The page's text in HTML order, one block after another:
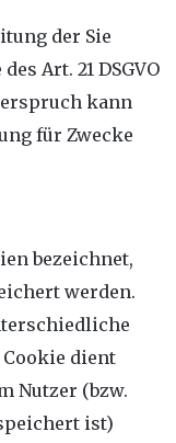
der Sie
Art. 21 DSGVO
kann
für Zwecke
bezeichnet,
werden.
dient
Nutzer (bzw.
ist)